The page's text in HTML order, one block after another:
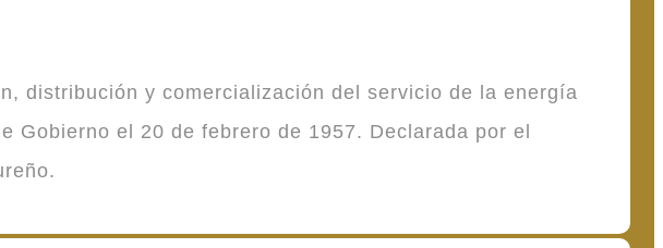
distribución y comercialización del servicio de la energía
Gobierno el 20 de febrero de 1957. Declarada por el